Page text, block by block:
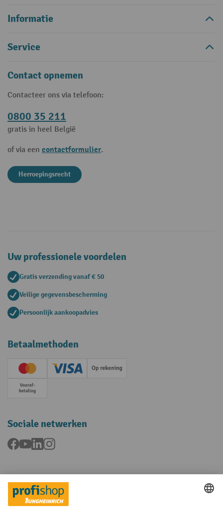
Informatie
Service
Contact opnemen
Contacteer ons via telefoon:
0800 35 211
gratis in heel België
of via een contactformulier.
Herroepingsrecht
Uw professionele voordelen
Gratis verzending vanaf € 50
Veilige gegevensbescherming
Persoonlijk aankoopadvies
Betaalmethoden
Creditcard (Master)Creditcard (Visa)Op rekening
Vooruitbetaling
Sociale netwerken
Facebook
YouTubeLinkedInInstagram
Talen
FR NL